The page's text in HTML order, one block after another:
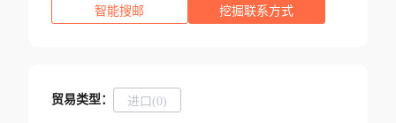
智能搜邮 挖掘联系方式
贸易类型： 进口(0)